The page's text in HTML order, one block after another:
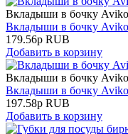
Вкладыши в бочку
Вкладыши в бочку
179.56р RUB
Добавить в корзину
Вкладыши в бочку
Вкладыши в бочку
197.58р RUB
Добавить в корзину